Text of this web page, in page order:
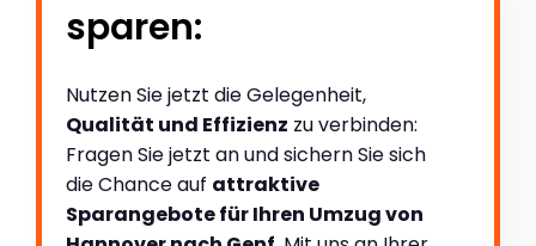
sparen:
Nutzen Sie jetzt die Gelegenheit,
Qualität und Effizienz zu verbinden:
Fragen Sie jetzt an und sichern Sie sich
die Chance auf attraktive
Sparangebote für Ihren Umzug von